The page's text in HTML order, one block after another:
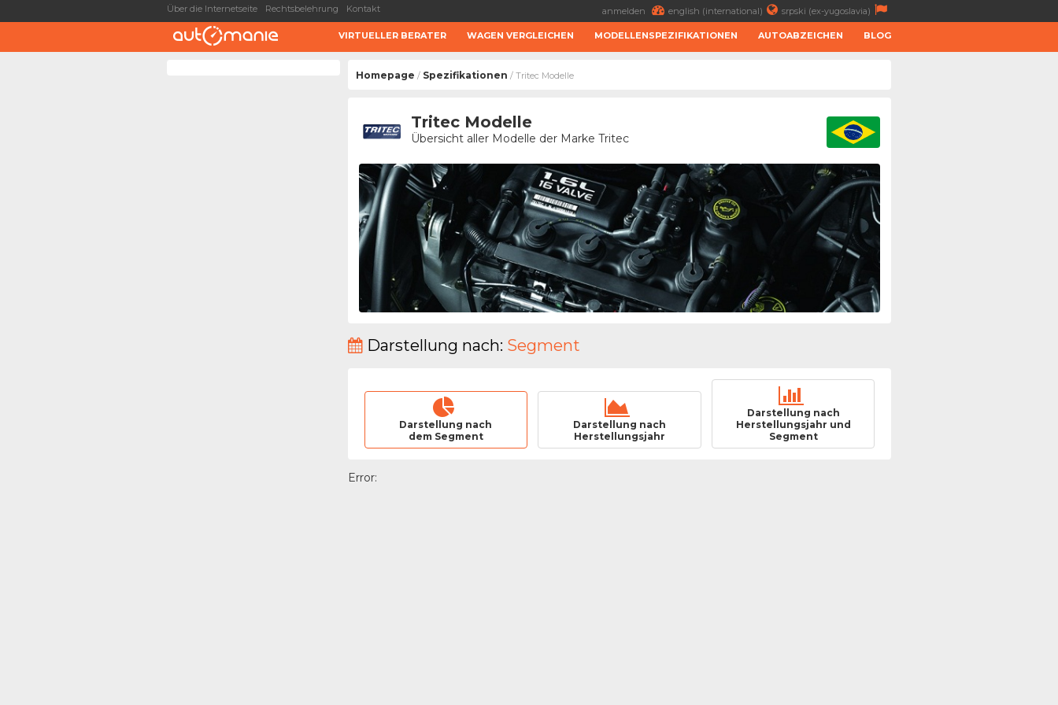
Über die Internetseite Rechtsbelehrung Kontakt anmelden english (international) srpski (ex-yugoslavia)
VIRTUELLER BERATER WAGEN VERGLEICHEN MODELLENSPEZIFIKATIONEN AUTOABZEICHEN BLOG
Homepage / Spezifikationen / Tritec Modelle
Tritec Modelle
Übersicht aller Modelle der Marke Tritec
Darstellung nach: Segment
Darstellung nach
dem Segment
Darstellung nach
Herstellungsjahr
Darstellung nach
Herstellungsjahr und
Segment
Error: